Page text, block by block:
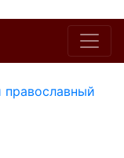
православный